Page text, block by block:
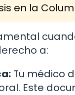
en la
a:
Tu médico
Este